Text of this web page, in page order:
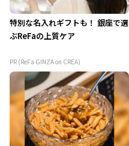
特別な名入れギフトも！ 銀座で選
ぶReFaの上質ケア
PR (ReFa GINZA on CREA)